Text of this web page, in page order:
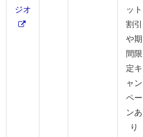
ジオ
ット
割引
や期
間限
定キ
ャン
ペー
ンあ
り